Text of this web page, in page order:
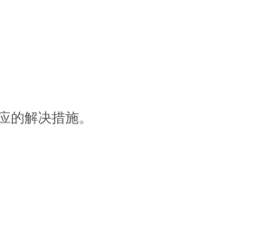
的解决措施。